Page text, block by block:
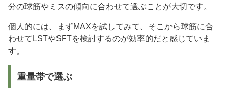
分の球筋やミスの傾向に合わせて選ぶことが大切です。
個人的には、まずMAXを試してみて、そこから球筋に合
わせてLSTやSFTを検討するのが効率的だと感じていま
す。
重量帯で選ぶ